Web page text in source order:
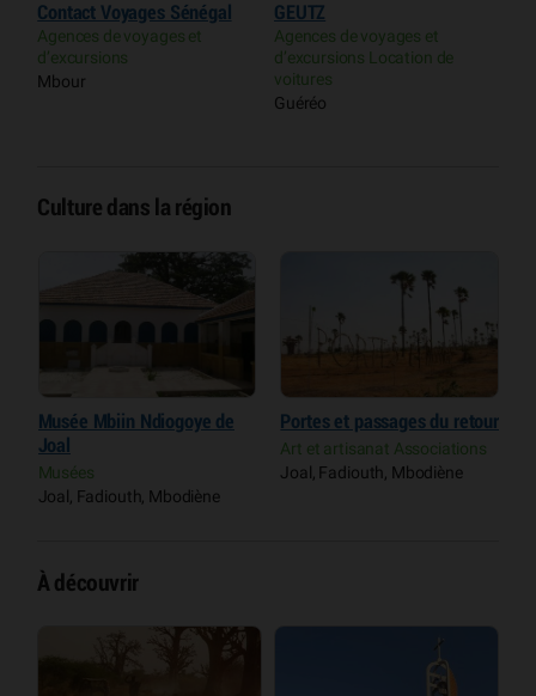
Contact Voyages Sénégal
Agences de voyages et
d’excursions
Mbour
GEUTZ
Agences de voyages et
d’excursions Location de
voitures
Guéréo
Culture dans la région
Musée Mbiin Ndiogoye de
Joal
Musées
Joal, Fadiouth, Mbodiène
Portes et passages du retour
Art et artisanat Associations
Joal, Fadiouth, Mbodiène
À découvrir